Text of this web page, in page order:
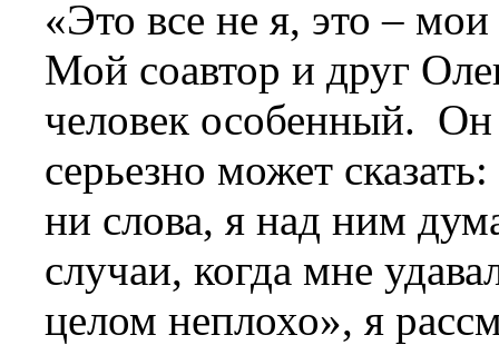
«Это все не я, это –
Мой соавтор и друг
человек особенный. Он
серьезно может
ни слова, я над ним
случаи, когда мне
целом неплохо», я